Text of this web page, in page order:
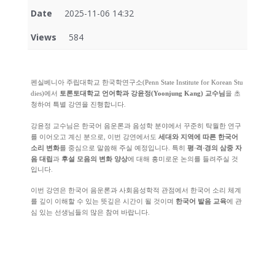
Date 2025-11-06 14:32
Views 584
펜실베니아 주립대학교 한국학연구소(Penn State Institute for Korean Stu
dies)에서 토론토대학교 언어학과 강윤정(Yoonjung Kang) 교수님을 초
청하여 특별 강연을 진행합니다.
강윤정 교수님은 한국어 음운론과 음성학 분야에서 꾸준히 탁월한 연구
를 이어오고 계신 분으로, 이번 강연에서도 세대와 지역에 따른 한국어
소리 변화를 중심으로 말씀해 주실 예정입니다. 특히 평·격·경의 삼중 자
음 대립과 후설 모음의 변화 양상에 대해 흥미로운 논의를 들려주실 것
입니다.
이번 강연은 한국어 음운론과 사회음성학적 관점에서 한국어 소리 체계
를 깊이 이해할 수 있는 뜻깊은 시간이 될 것이며 한국어 발음 교육에 관
심 있는 선생님들의 많은 참여 바랍니다.